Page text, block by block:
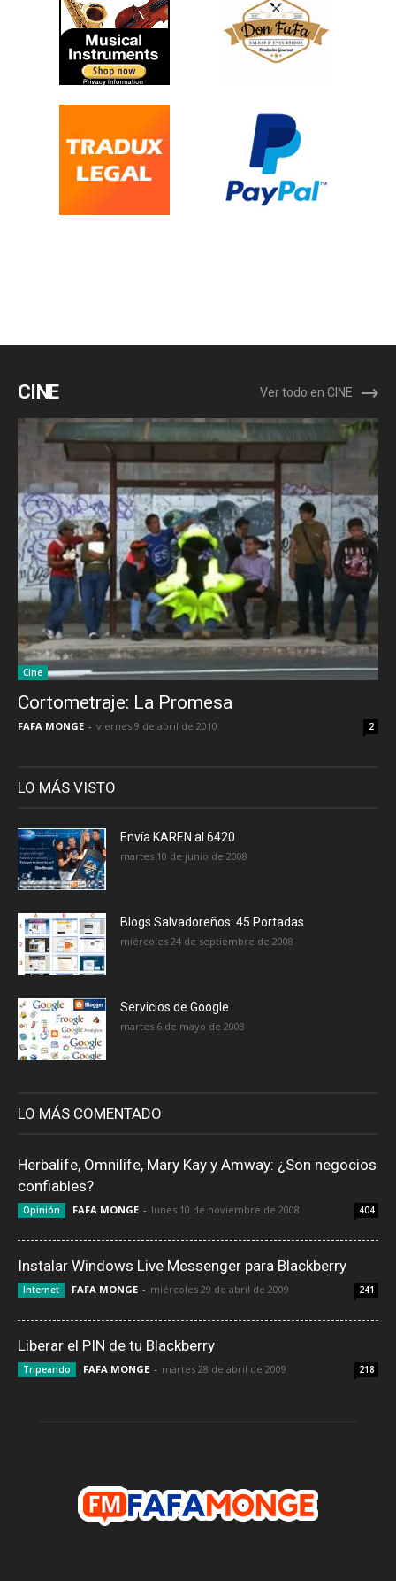
CINE Ver todo en CINE
Cine
Cortometraje: La Promesa
FAFA MONGE - viernes 9 de abril de 2010 2
LO MÁS VISTO
Envía KAREN al 6420
martes 10 de junio de 2008
Blogs Salvadoreños: 45 Portadas
miércoles 24 de septiembre de 2008
Servicios de Google
martes 6 de mayo de 2008
LO MÁS COMENTADO
Herbalife, Omnilife, Mary Kay y Amway: ¿Son negocios
confiables?
Opinión FAFA MONGE - lunes 10 de noviembre de 2008 404
Instalar Windows Live Messenger para Blackberry
Internet FAFA MONGE - miércoles 29 de abril de 2009 241
Liberar el PIN de tu Blackberry
Tripeando FAFA MONGE - martes 28 de abril de 2009 218